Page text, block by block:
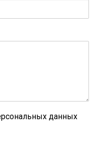
данных